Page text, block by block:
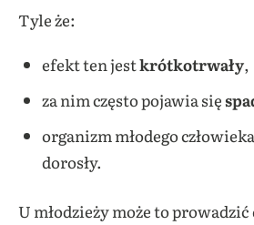
Tyle że:
efekt ten jestkrótkotrwały,
za nim często pojawia się
organizm młodego
dorosły.
U młodzieży może to